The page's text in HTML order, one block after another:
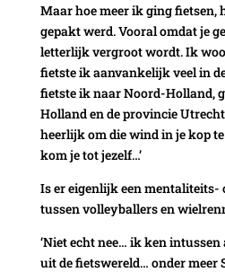
Maar hoe meer ik ging fietsen,
gepakt werd. Vooral omdat je
letterlijk vergroot wordt. Ik
fietste ik aanvankelijk veel in
fietste ik naar Noord-Holland,
Holland en de provincie
heerlijk om die wind in je kop
kom je tot jezelf…’
Is er eigenlijk een
tussen volleyballers en
‘Niet echt nee… ik ken
uit de fietswereld… onder meer